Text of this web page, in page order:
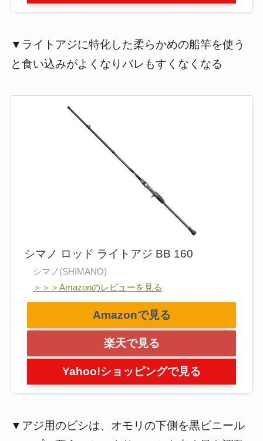
▼ライトアジに特化した柔らかめの船竿を使う
と食い込みがよくなりバレもすくなくなる
シマノ ロッド ライトアジ BB 160
シマノ(SHIMANO)
＞＞＞Amazonのレビューを見る
Amazonで見る
楽天で見る
Yahoo!ショッピングで見る
▼アジ用のビシは、オモリの下側を黒ビニール